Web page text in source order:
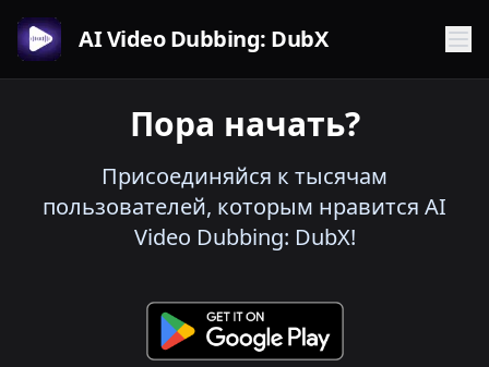
AI Video Dubbing: DubX
Пора начать?
Присоединяйся к тысячам
пользователей, которым нравится AI
Video Dubbing: DubX!